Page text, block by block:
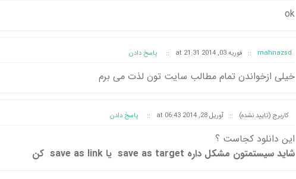
ok
mahnazsd
:: فوریه 03, 2014 at 21:31 :: پاسخ دادن
خیلی ازخواندن تمام مطالب سایت تون لذت می برم
کاربرج (تایید نشده) :: آوریل 28, 2014 at 06:43 :: پاسخ دادن
این دانلود کجاست ؟
شاید سیستمتون مشکل داره save as target یا save as link کن